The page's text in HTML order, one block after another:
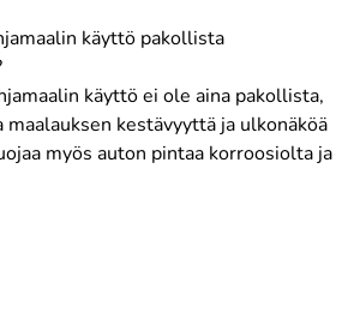
käyttö pakollista
käyttö ei ole aina pakollista,
maalauksen kestävyyttä ja ulkonäköä
myös auton pintaa korroosiolta ja